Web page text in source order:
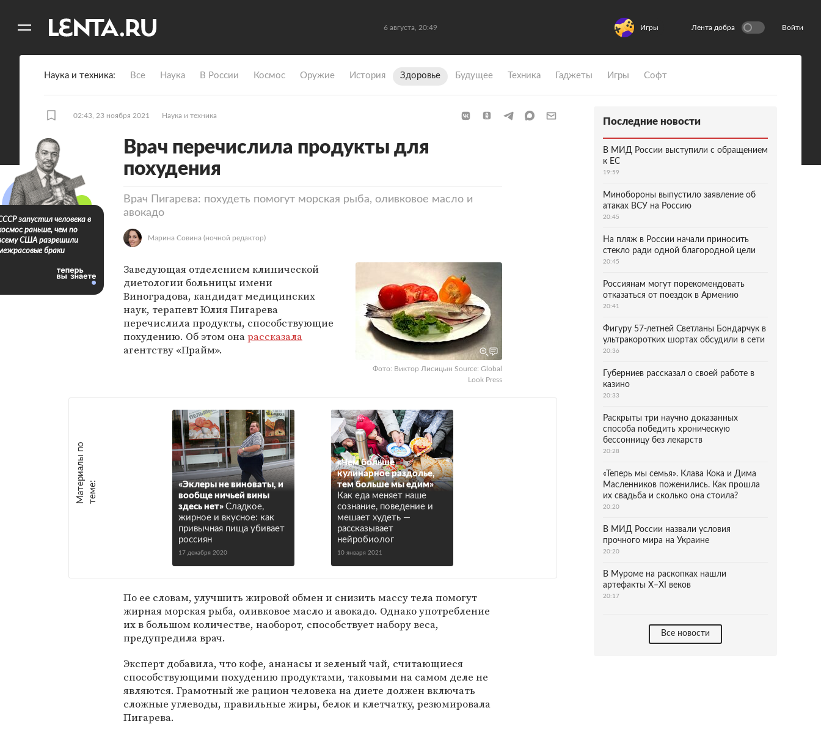
6 августа, 20:49 Игры Лента добра Войти
Наука и техника Все Наука В России Космос Оружие История Здоровье Будущее Техника Гаджеты Игры Софт
02:43, 23 ноября 2021 Наука и техника
Врач перечислила продукты для
похудения
Врач Пигарева: похудеть помогут морская рыба, оливковое масло и
авокадо
Марина Совина (ночной редактор)
Фото: Виктор Лисицын Source: Global
Look Press
Заведующая отделением клинической
диетологии больницы имени
Виноградова, кандидат медицинских
наук, терапевт Юлия Пигарева
перечислила продукты, способствующие
похудению. Об этом онарассказала
агентству «Прайм».
М
а
т е
р
и
а
л
ы
п
о
т
е
м
е :
«Эклеры не виноваты, и
вообще ничьей вины
здесь нет» Сладкое,
жирное и вкусное: как
привычная пища убивает
россиян
17 декабря 2020
«Чем больше
кулинарное раздолье,
тем больше мы едим»
Как еда меняет наше
сознание, поведение и
мешает худеть —
рассказывает
нейробиолог
10 января 2021
По ее словам, улучшить жировой обмен и снизить массу тела помогут
жирная морская рыба, оливковое масло и авокадо. Однако употребление
их в большом количестве, наоборот, способствует набору веса,
предупредила врач.
Эксперт добавила, что кофе, ананасы и зеленый чай, считающиеся
способствующими похудению продуктами, таковыми на самом деле не
являются. Грамотный же рацион человека на диете должен включать
сложные углеводы, правильные жиры, белок и клетчатку, резюмировала
Пигарева.
запустил человека в
раньше, чем по
США разрешили
браки
Последние новости
В МИД России выступили с обращением
к ЕС
19:59
Минобороны выпустило заявление об
атаках ВСУ на Россию
20:45
На пляж в России начали приносить
стекло ради одной благородной цели
20:45
Россиянам могут порекомендовать
отказаться от поездок в Армению
20:41
Фигуру 57-летней Светланы Бондарчук в
ультракоротких шортах обсудили в сети
20:36
Губерниев рассказал о своей работе в
казино
20:33
Раскрыты три научно доказанных
способа победить хроническую
бессонницу без лекарств
20:28
«Теперь мы семья». Клава Кока и Дима
Масленников поженились. Как прошла
их свадьба и сколько она стоила?
20:20
В МИД России назвали условия
прочного мира на Украине
20:20
В Муроме на раскопках нашли
артефакты X–XI веков
20:17
Все новости